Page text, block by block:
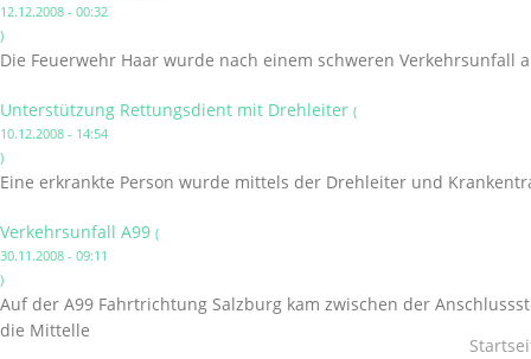
12.12.2008 - 00:32
)
Die Feuerwehr Haar wurde nach einem schweren
Unterstützung Rettungsdient mit Drehleiter (
10.12.2008 - 14:54
)
Eine erkrankte Person wurde mittels der Drehleiter und
Verkehrsunfall A99 (
30.11.2008 - 09:11
)
Auf der A99 Fahrtrichtung Salzburg kam zwischen der
die Mittelle